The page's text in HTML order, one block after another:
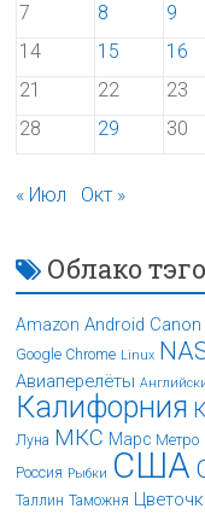
7
8 9
14
15 16
21
22 23
28
29 30
« Июл Окт »
Облако
Amazon Android Canon
Google Chrome Linux
Авиаперелёты
Калифорния
Луна МКС Марс Метро
Россия Рыбки США
Таллин Таможня